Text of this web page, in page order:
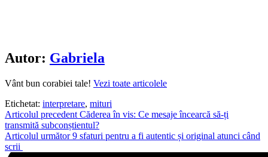
Autor: Gabriela
Vânt bun corabiei tale! Vezi toate articolele
Etichetat: interpretare, mituri
Navigare
în
articole
Articolul precedent Căderea în vis: Ce mesaje încearcă să-ți
transmită subconștientul?
Articolul următor9 sfaturi pentru a fi autentic și original atunci când
scrii